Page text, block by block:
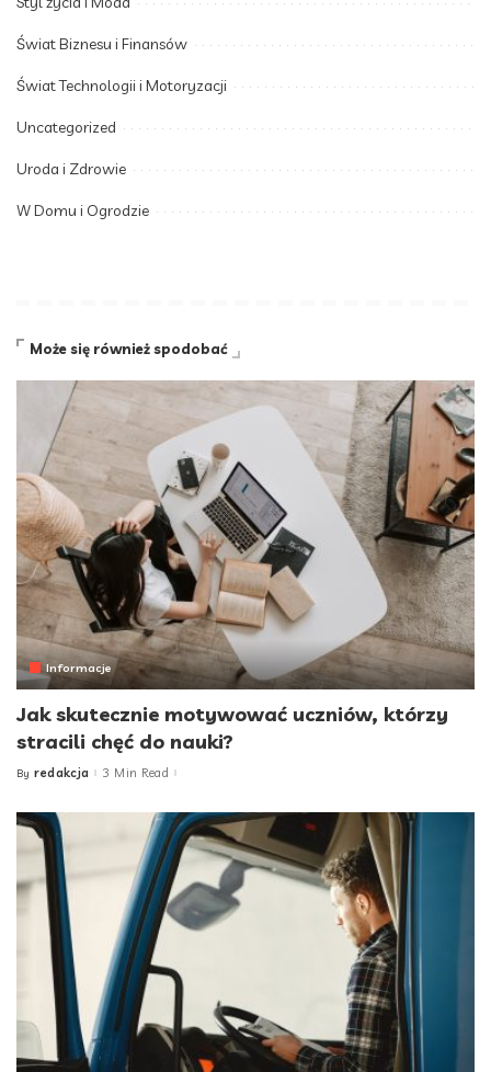
Świat Biznesu i Finansów
Świat Technologii i Motoryzacji
Uncategorized
Uroda i Zdrowie
W Domu i Ogrodzie
Może się również spodobać
Informacje
Jak skutecznie motywować uczniów, którzy
stracili chęć do nauki?
Posted
By redakcja 3 Min Read